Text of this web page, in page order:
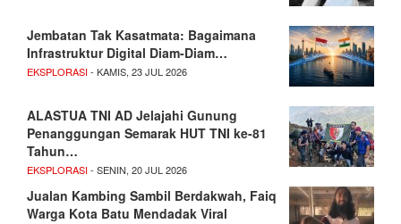
Jembatan Tak Kasatmata: Bagaimana
Infrastruktur Digital Diam-Diam…
EKSPLORASI- KAMIS, 23 JUL 2026
ALASTUA TNI AD Jelajahi Gunung
Penanggungan Semarak HUT TNI ke-81
Tahun…
EKSPLORASI- SENIN, 20 JUL 2026
Jualan Kambing Sambil Berdakwah, Faiq
Warga Kota Batu Mendadak Viral